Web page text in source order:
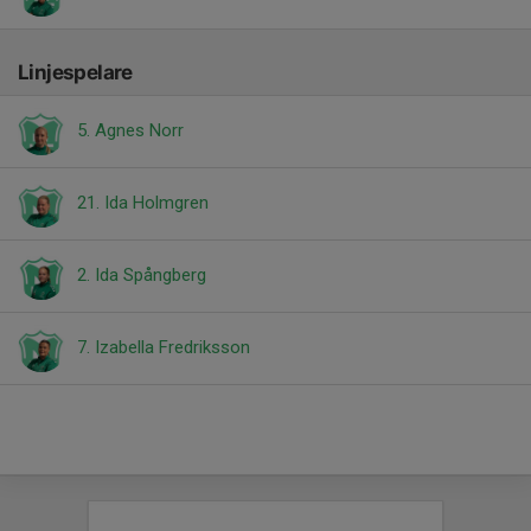
Linjespelare
5. Agnes Norr
21. Ida Holmgren
2. Ida Spångberg
7. Izabella Fredriksson